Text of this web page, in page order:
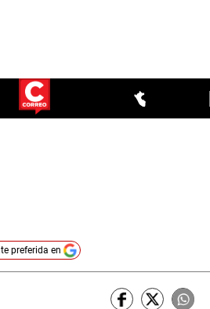
preferida en